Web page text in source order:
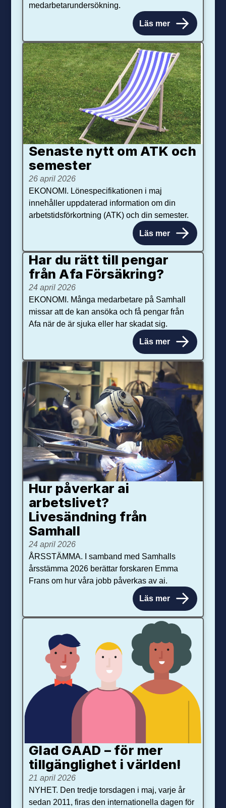
medarbetarundersökning.
Läs mer
Senaste nytt om ATK och
se­mester
26 april 2026
EKONOMI. Lönespecifikationen i maj
innehåller uppdaterad information om din
arbetstidsförkortning (ATK) och din semester.
Läs mer
Har du rätt till pengar
från Afa Försäkring?
24 april 2026
EKONOMI. Många medarbetare på Samhall
missar att de kan ansöka och få pengar från
Afa när de är sjuka eller har skadat sig.
Läs mer
Hur påverkar ai
arbetslivet?
Livesändning från
Samhall
24 april 2026
ÅRSSTÄMMA. I samband med Samhalls
årsstämma 2026 berättar forskaren Emma
Frans om hur våra jobb påverkas av ai.
Läs mer
Glad GAAD – för mer
tillgänglighet i världen!
21 april 2026
NYHET. Den tredje torsdagen i maj, varje år
sedan 2011, firas den internationella dagen för